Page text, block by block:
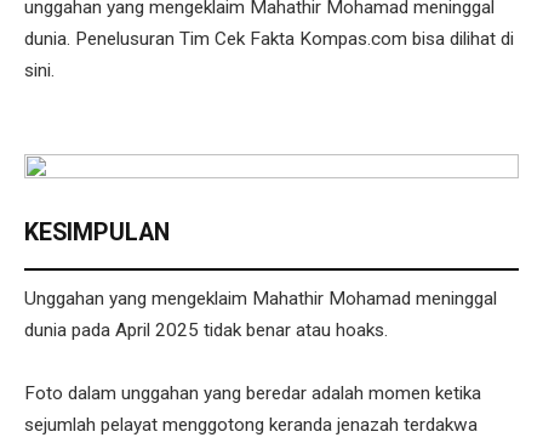
unggahan yang mengeklaim Mahathir Mohamad meninggal
dunia. Penelusuran Tim Cek Fakta Kompas.com bisa dilihat di
sini.
KESIMPULAN
Unggahan yang mengeklaim Mahathir Mohamad meninggal
dunia pada April 2025 tidak benar atau hoaks.
Foto dalam unggahan yang beredar adalah momen ketika
sejumlah pelayat menggotong keranda jenazah terdakwa